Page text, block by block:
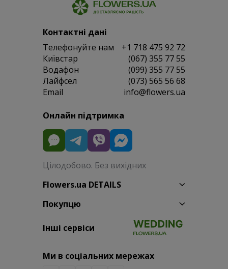
Контактні дані
Телефонуйте нам
+1 718 475 92 72
Київстар
(067) 355 77 55
Водафон
(099) 355 77 55
Лайфсел
(073) 565 56 68
Email
info@flowers.ua
Онлайн підтримка
Цілодобово. Без вихідних
Flowers.ua DETAILS
Покупцю
Інші сервіси
Ми в соціальних мережах